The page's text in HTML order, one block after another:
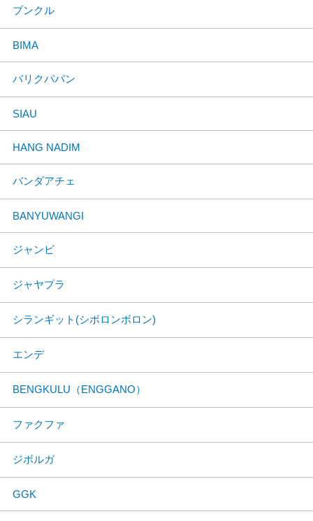
ブンクル
BIMA
バリクパパン
SIAU
HANG NADIM
バンダアチェ
BANYUWANGI
ジャンビ
ジャヤプラ
シランギット(シボロンボロン)
エンデ
BENGKULU（ENGGANO）
ファクファ
ジボルガ
GGK